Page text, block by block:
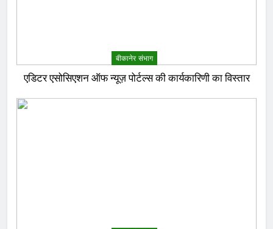
बीकानेर संभाग
एडिटर एसोसिएशन ऑफ न्यूज़ पोर्टल्स की कार्यकारिणी का विस्तार